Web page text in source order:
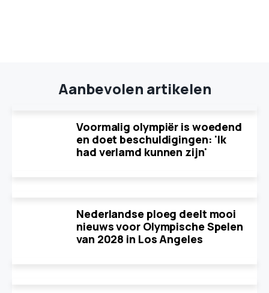
Aanbevolen artikelen
Voormalig olympiër is woedend
en doet beschuldigingen: 'Ik
had verlamd kunnen zijn'
Nederlandse ploeg deelt mooi
nieuws voor Olympische Spelen
van 2028 in Los Angeles